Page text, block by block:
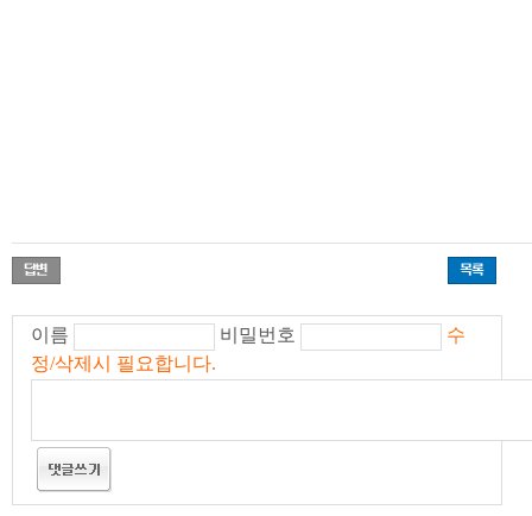
이름 비밀번호
수
정/삭제시 필요합니다.